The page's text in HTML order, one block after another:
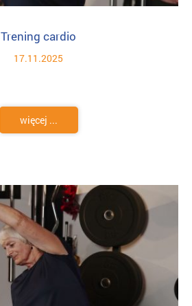
Trening cardio
17.11.2025
więcej ...